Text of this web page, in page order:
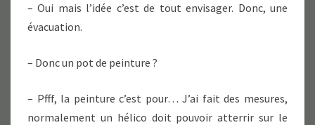
– Oui mais l’idée c’est de tout envisager. Donc, une
évacuation.
– Donc un pot de peinture ?
– Pfff, la peinture c’est pour… J’ai fait des mesures,
normalement un hélico doit pouvoir atterrir sur le